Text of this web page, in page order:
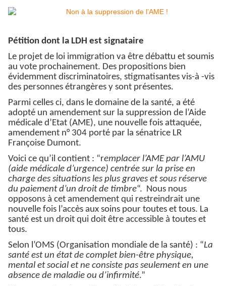
Pétition dont la LDH est signataire
Le projet de loi immigration va être débattu et soumis
au vote prochainement. Des propositions bien
évidemment discriminatoires, stigmatisantes vis-à -vis
des personnes étrangères y sont présentes.
Parmi celles ci, dans le domaine de la santé, a été
adopté un amendement sur la suppression de l’Aide
médicale d’Etat (AME), une nouvelle fois attaquée,
amendement n° 304 porté par la sénatrice LR
Françoise Dumont.
Voici ce qu’il contient : “remplacer l’AME par l’AMU
(aide médicale d’urgence) centrée sur la prise en
charge des situations les plus graves et sous réserve
du paiement d’un droit de timbre“. Nous nous
opposons à cet amendement qui restreindrait une
nouvelle fois l’accès aux soins pour toutes et tous. La
santé est un droit qui doit être accessible à toutes et
tous.
Selon l’OMS (Organisation mondiale de la santé) : “La
santé est un état de complet bien-être physique,
mental et social et ne consiste pas seulement en une
absence de maladie ou d’infirmité.”